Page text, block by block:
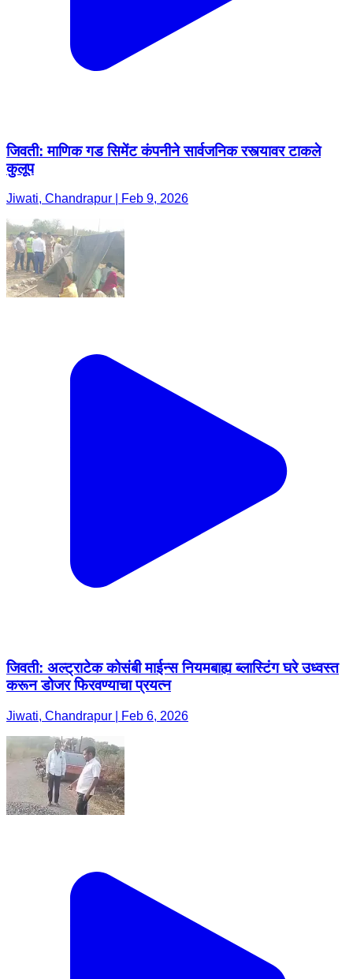
जिवती: माणिक गड सिमेंट कंपनीने सार्वजनिक रस्त्यावर टाकले
कुलूप
Jiwati, Chandrapur | Feb 9, 2026
जिवती: अल्ट्राटेक कोसंबी माईन्स नियमबाह्य ब्लास्टिंग घरे उध्वस्त
करून डोजर फिरवण्याचा प्रयत्न
Jiwati, Chandrapur | Feb 6, 2026